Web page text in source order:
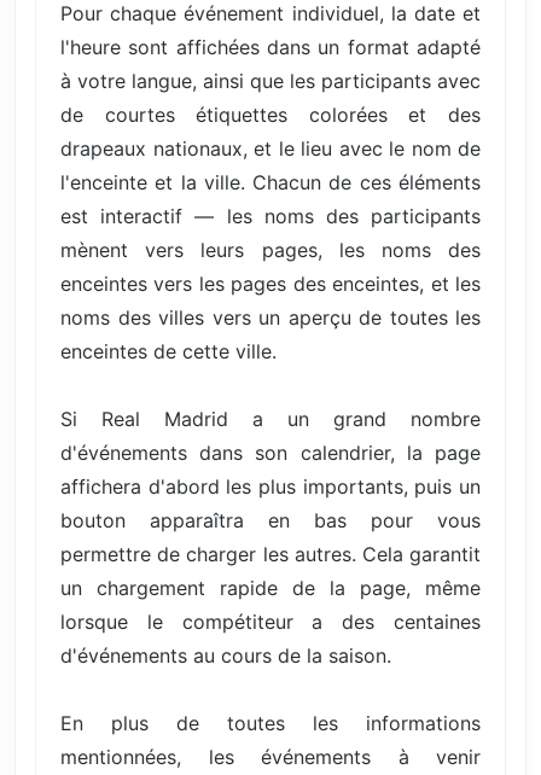
Pour chaque événement individuel, la date et
l'heure sont affichées dans un format adapté
à votre langue, ainsi que les participants avec
de courtes étiquettes colorées et des
drapeaux nationaux, et le lieu avec le nom de
l'enceinte et la ville. Chacun de ces éléments
est interactif — les noms des participants
mènent vers leurs pages, les noms des
enceintes vers les pages des enceintes, et les
noms des villes vers un aperçu de toutes les
enceintes de cette ville.
Si Real Madrid a un grand nombre
d'événements dans son calendrier, la page
affichera d'abord les plus importants, puis un
bouton apparaîtra en bas pour vous
permettre de charger les autres. Cela garantit
un chargement rapide de la page, même
lorsque le compétiteur a des centaines
d'événements au cours de la saison.
En plus de toutes les informations
mentionnées, les événements à venir